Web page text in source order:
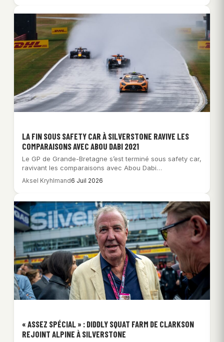
LA FIN SOUS SAFETY CAR À SILVERSTONE RAVIVE LES
COMPARAISONS AVEC ABOU DABI 2021
Le GP de Grande-Bretagne s’est terminé sous safety car,
ravivant les comparaisons avec Abou Dabi…
Aksel Kryhlmand6 Juil 2026
« ASSEZ SPÉCIAL » : DIDDLY SQUAT FARM DE CLARKSON
REJOINT ALPINE À SILVERSTONE